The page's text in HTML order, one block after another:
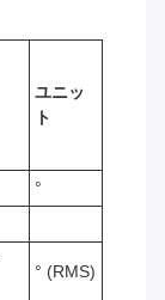
ユニッ
ト
°
° (RMS)